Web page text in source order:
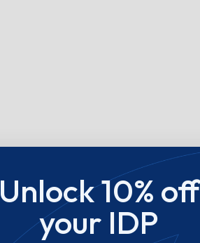
Unlock 10% off
your IDP